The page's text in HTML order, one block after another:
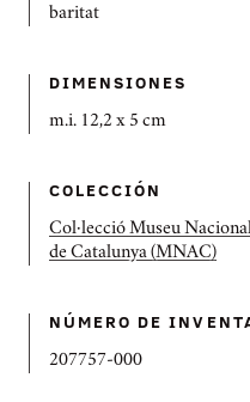
baritat
DIMENSIONES
m.i. 12,2 x 5 cm
COLECCIÓN
Col·lecció Museu
de Catalunya (MNAC)
NÚMERO DE
207757-000